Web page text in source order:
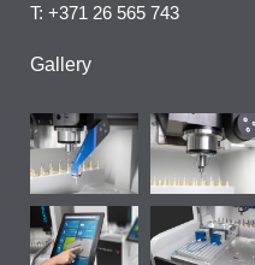
T: +371 26 565 743
Gallery